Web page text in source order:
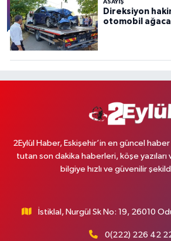
ASAYİŞ
Direksiyon
otomobil
2Eylül Haber, Eskişehir’in en güncel
tutan son dakika haberleri, köşe
bilgiye hızlı ve güvenilir
İstiklal, Nurgül Sk No: 19, 26010
0(222) 226 42